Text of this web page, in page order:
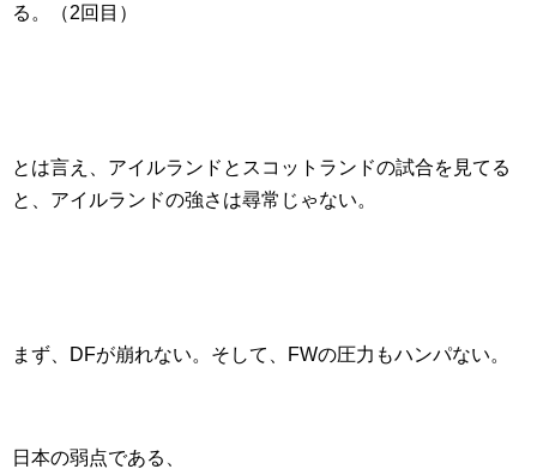
る。（2回目）
とは言え、アイルランドとスコットランドの試合を見てる
と、アイルランドの強さは尋常じゃない。
まず、DFが崩れない。そして、FWの圧力もハンパない。
日本の弱点である、